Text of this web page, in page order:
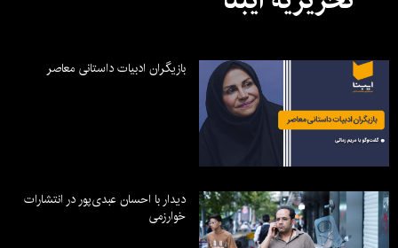
بازیگران ادبیات داستانی معاصر
دیدار با احسان عبدی‌پور در انتشارات
خوارزمی